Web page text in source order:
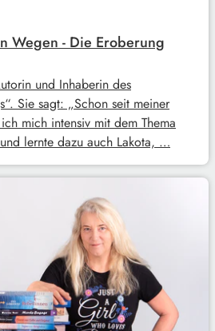
Wegen - Die Eroberung
und Inhaberin des
Sie sagt: „Schon seit meiner
mich intensiv mit dem Thema
lernte dazu auch Lakota, …